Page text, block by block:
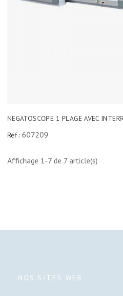
NEGATOSCOPE 1 PLAGE AVEC
Réf : 607209
Affichage 1-7 de 7 article(s)
NOS SITES WEB